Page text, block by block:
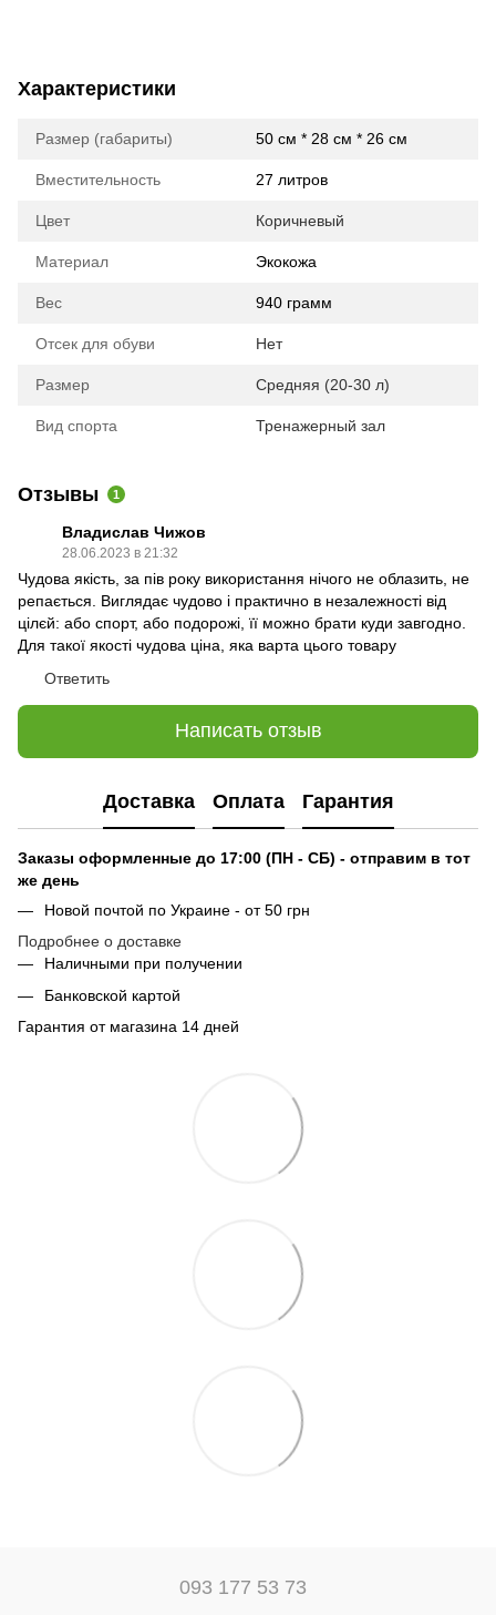
Характеристики
Размер (габариты) 50 см * 28 см * 26 см
Вместительность 27 литров
Цвет Коричневый
Материал Экокожа
Вес 940 грамм
Отсек для обуви Нет
Размер Средняя (20-30 л)
Вид спорта Тренажерный зал
Отзывы 1
Владислав Чижов
28.06.2023 в 21:32
Чудова якість, за пів року використання нічого не облазить, не
репається. Виглядає чудово і практично в незалежності від
цілєй: або спорт, або подорожі, її можно брати куди завгодно.
Для такої якості чудова ціна, яка варта цього товару
Ответить
Написать отзыв
Доставка Оплата Гарантия
Заказы оформленные до 17:00 (ПН - СБ) - отправим в тот
же день
Новой почтой по Украине - от 50 грн
Подробнее о доставке
Наличными при получении
Банковской картой
Гарантия от магазина 14 дней
093 177 53 73